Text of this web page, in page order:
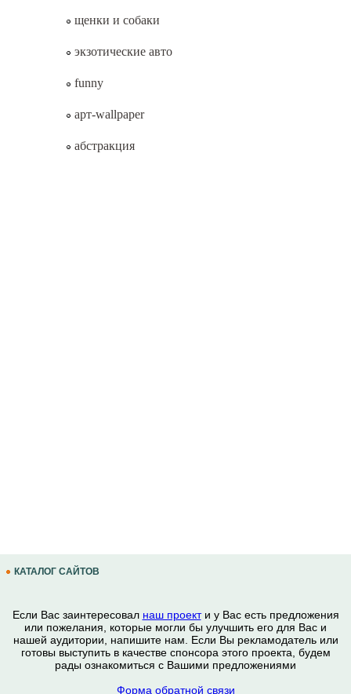
щенки и собаки
экзотические авто
funny
арт-wallpaper
абстракция
КАТАЛОГ САЙТОВ
Если Вас заинтересовал наш проекти у Вас есть предложения
или пожелания, которые могли бы улучшить его для Вас и
нашей аудитории, напишите нам. Если Вы рекламодатель или
готовы выступить в качестве спонсора этого проекта, будем
рады ознакомиться с Вашими предложениями
Форма обратной связи